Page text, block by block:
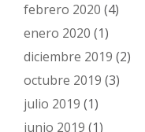
febrero 2020 (4)
enero 2020 (1)
diciembre 2019 (2)
octubre 2019 (3)
julio 2019 (1)
junio 2019 (1)